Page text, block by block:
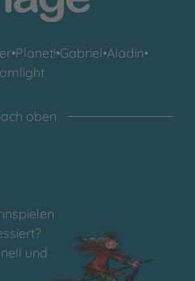
•Planet!•Gabriel•Aladin•
oben
und